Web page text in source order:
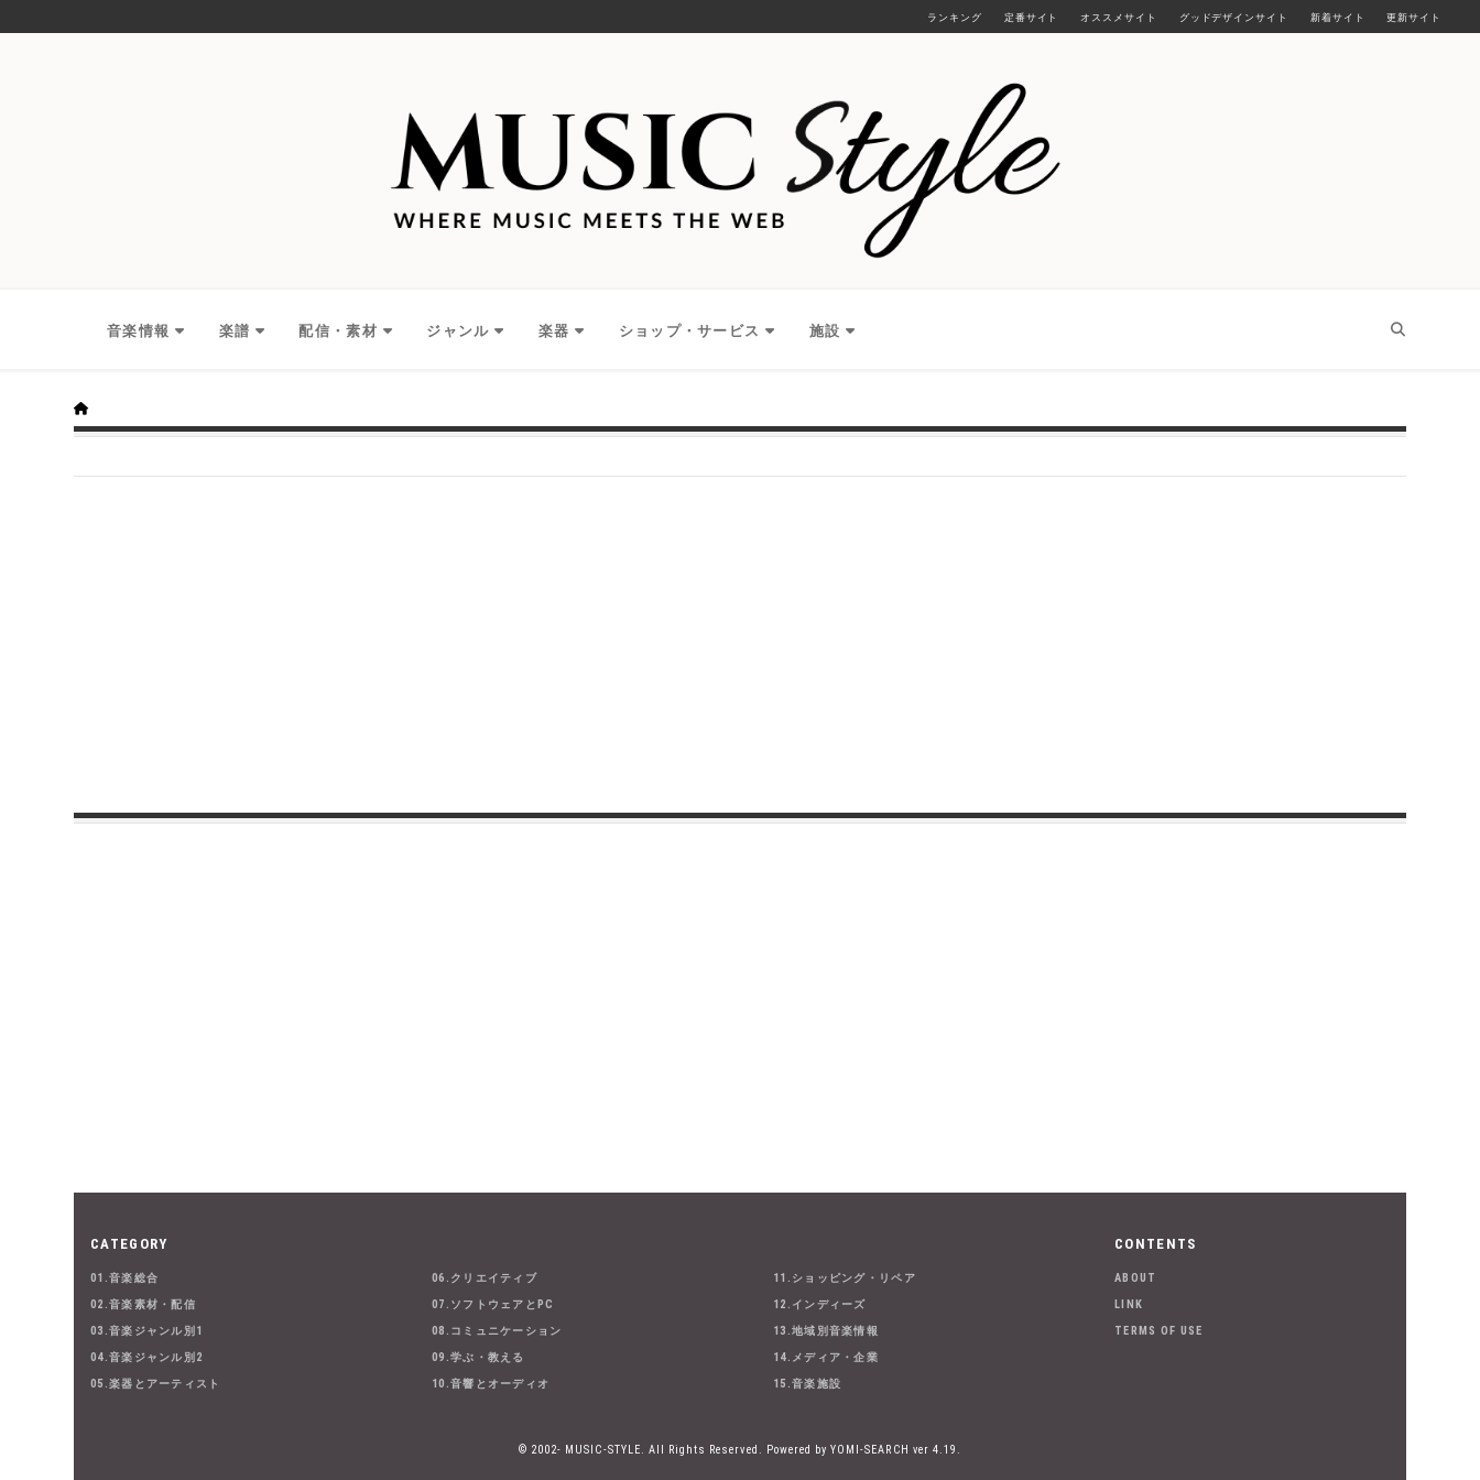
更新サイト
新着サイト
グッドデザインサイト
オススメサイト
定番サイト
ランキング
音楽情報 楽譜 配信・素材 ジャンル 楽器 ショップ・サービス 施設
CATEGORY
01.音楽総合
02.音楽素材・配信
03.音楽ジャンル別1
04.音楽ジャンル別2
05.楽器とアーティスト
06.クリエイティブ
07.ソフトウェアとPC
08.コミュニケーション
09.学ぶ・教える
10.音響とオーディオ
11.ショッピング・リペア
12.インディーズ
13.地域別音楽情報
14.メディア・企業
15.音楽施設
CONTENTS
ABOUT
LINK
TERMS OF USE
© 2002- MUSIC-STYLE. All Rights Reserved. Powered by YOMI-SEARCH ver 4.19.